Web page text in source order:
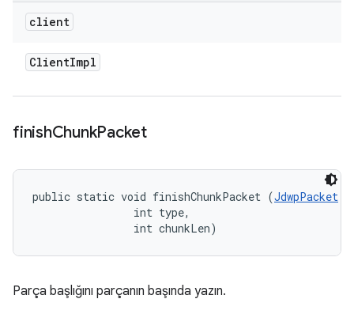
client
ClientImpl
finishChunkPacket
public static void finishChunkPacket (JdwpPacket
                int type,
                int chunkLen)
Parça başlığını parçanın başında yazın.